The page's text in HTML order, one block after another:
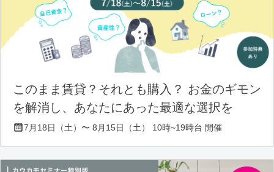
このまま賃貸？それとも購入？ お金のギモン
を解消し、あなたにあった最適な選択を
7月18日（土）〜 8月15日（土） 10時~19時台 開催